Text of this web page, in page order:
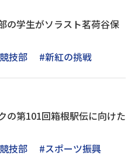
の学生がソラスト茗荷谷保
技部 #新紅の挑戦
の第101回箱根駅伝に向けた
技部
#スポーツ振興